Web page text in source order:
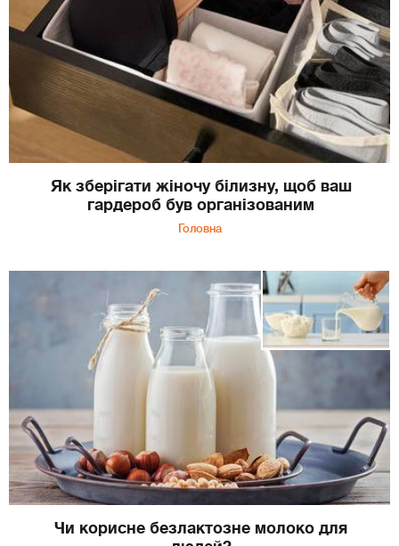
Як зберігати жіночу білизну, щоб ваш
гардероб був організованим
Головна
Чи корисне безлактозне молоко для